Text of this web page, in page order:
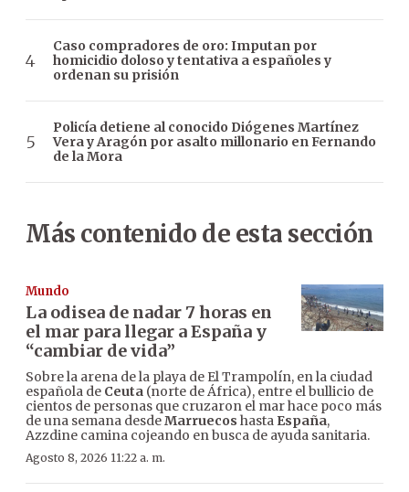
Caso compradores de oro: Imputan por
homicidio doloso y tentativa a españoles y
ordenan su prisión
Policía detiene al conocido Diógenes Martínez
Vera y Aragón por asalto millonario en Fernando
de la Mora
Más contenido de esta sección
Mundo
La odisea de nadar 7 horas en
el mar para llegar a España y
“cambiar de vida”
Sobre la arena de la playa de El Trampolín, en la ciudad
española de Ceuta (norte de África), entre el bullicio de
cientos de personas que cruzaron el mar hace poco más
de una semana desdeMarruecos hasta España,
Azzdine camina cojeando en busca de ayuda sanitaria.
Agosto 8, 2026 11:22 a. m.